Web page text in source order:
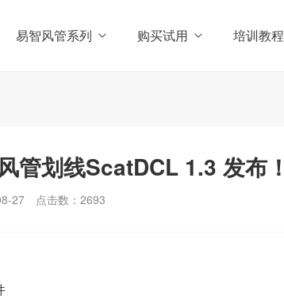
易智风管系列 购买试用 培训教程
管划线ScatDCL 1.3 发布！
27 点击数： 2693